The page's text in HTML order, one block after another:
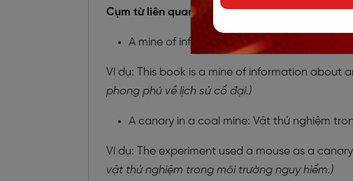
Cụm từ liên quan đến mine (n):
A mine of information: Một nguồn thông tin
Ví dụ: This book is a mine of information about
phong phú về lịch sử cổ đại.)
A canary in a coal mine: Vật thử nghiệm
Ví dụ: The experiment used a mouse as a
vật thử nghiệm trong môi trường nguy hiểm.)